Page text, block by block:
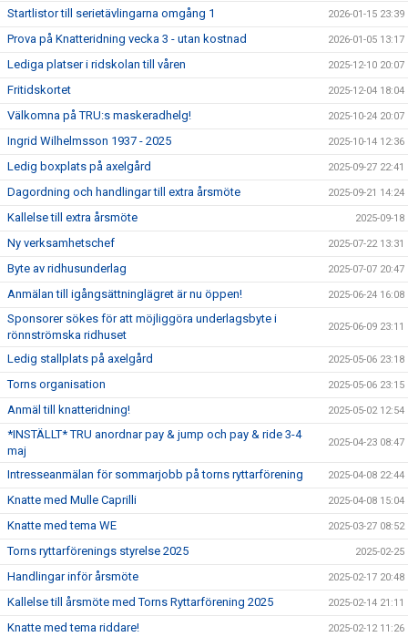
Startlistor till serietävlingarna omgång 1 2026-01-15 23:39
Prova på Knatteridning vecka 3 - utan kostnad 2026-01-05 13:17
Lediga platser i ridskolan till våren 2025-12-10 20:07
Fritidskortet 2025-12-04 18:04
Välkomna på TRU:s maskeradhelg! 2025-10-24 20:07
Ingrid Wilhelmsson 1937 - 2025 2025-10-14 12:36
Ledig boxplats på axelgård 2025-09-27 22:41
Dagordning och handlingar till extra årsmöte 2025-09-21 14:24
Kallelse till extra årsmöte 2025-09-18
Ny verksamhetschef 2025-07-22 13:31
Byte av ridhusunderlag 2025-07-07 20:47
Anmälan till igångsättninglägret är nu öppen! 2025-06-24 16:08
Sponsorer sökes för att möjliggöra underlagsbyte i
rönnströmska ridhuset
2025-06-09 23:11
Ledig stallplats på axelgård 2025-05-06 23:18
Torns organisation 2025-05-06 23:15
Anmäl till knatteridning! 2025-05-02 12:54
*INSTÄLLT* TRU anordnar pay & jump och pay & ride 3-4
maj
2025-04-23 08:47
Intresseanmälan för sommarjobb på torns ryttarförening 2025-04-08 22:44
Knatte med Mulle Caprilli 2025-04-08 15:04
Knatte med tema WE 2025-03-27 08:52
Torns ryttarförenings styrelse 2025 2025-02-25
Handlingar inför årsmöte 2025-02-17 20:48
Kallelse till årsmöte med Torns Ryttarförening 2025 2025-02-14 21:11
Knatte med tema riddare! 2025-02-12 11:26